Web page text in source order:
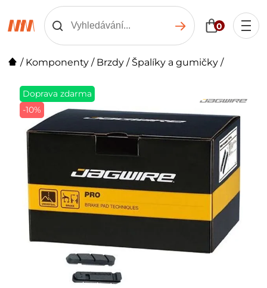
0
/ Komponenty / Brzdy / Špalíky a gumičky /
Doprava zdarma
-10%